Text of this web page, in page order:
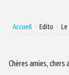
Accueil Edito
Chères amies, chers